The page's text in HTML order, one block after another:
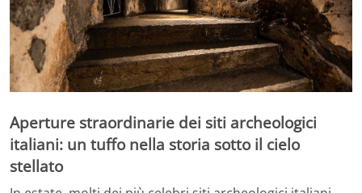
Aperture straordinarie dei siti archeologici
italiani: un tuffo nella storia sotto il cielo
stellato